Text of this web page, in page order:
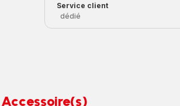
Service client
dédié
Accessoire(s)